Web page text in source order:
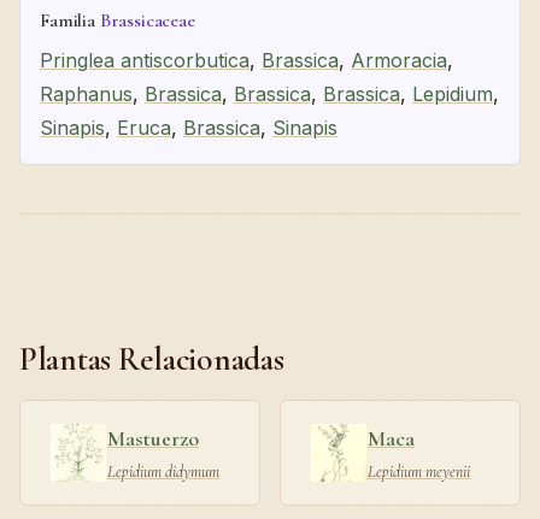
Familia Brassicaceae
Pringlea antiscorbutica, Brassica, Armoracia,
Raphanus, Brassica, Brassica, Brassica, Lepidium,
Sinapis, Eruca, Brassica, Sinapis
Plantas Relacionadas
Mastuerzo
Lepidium didymum
Maca
Lepidium meyenii